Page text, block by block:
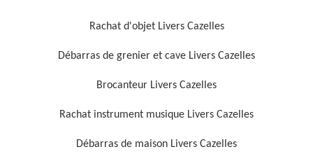
Rachat d'objet Livers Cazelles
Débarras de grenier et cave Livers Cazelles
Brocanteur Livers Cazelles
Rachat instrument musique Livers Cazelles
Débarras de maison Livers Cazelles